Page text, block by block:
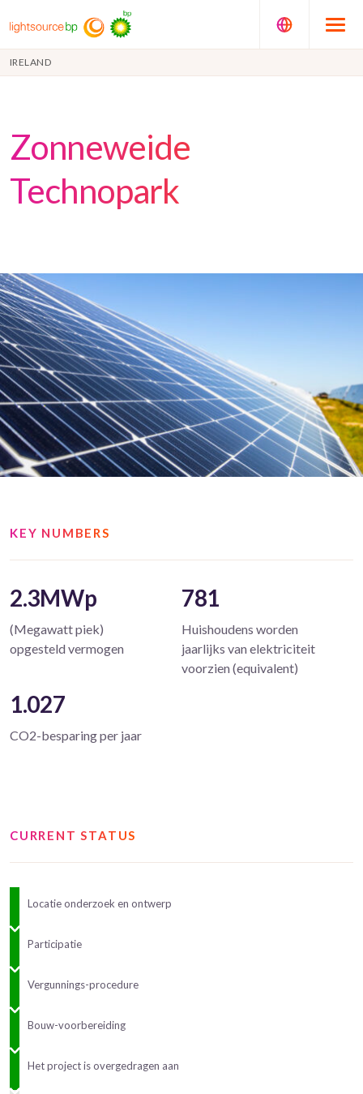
IRELAND
Zonneweide
Technopark
KEY NUMBERS
2.3MWp
(Megawatt piek)
opgesteld vermogen
781
Huishoudens worden
jaarlijks van elektriciteit
voorzien (equivalent)
1.027
CO2-besparing per jaar
CURRENT STATUS
Locatie onderzoek en ontwerp
Participatie
Vergunnings-procedure
Bouw-voorbereiding
Het project is overgedragen aan